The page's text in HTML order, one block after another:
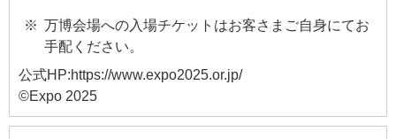
万博会場への入場チケットはお客さまご自身にてお
手配ください。
公式HP:https://www.expo2025.or.jp/
©Expo 2025